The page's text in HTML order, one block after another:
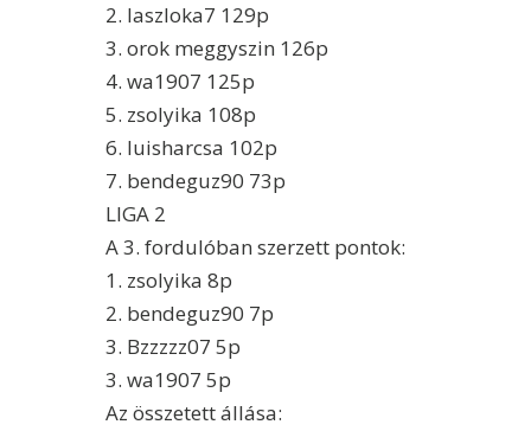
2. laszloka7 129p
3. orok meggyszin 126p
4. wa1907 125p
5. zsolyika 108p
6. luisharcsa 102p
7. bendeguz90 73p
LIGA 2
A 3. fordulóban szerzett pontok:
1. zsolyika 8p
2. bendeguz90 7p
3. Bzzzzz07 5p
3. wa1907 5p
Az összetett állása: